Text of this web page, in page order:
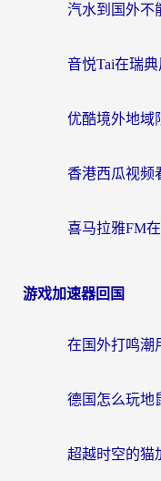
游戏加速器回国